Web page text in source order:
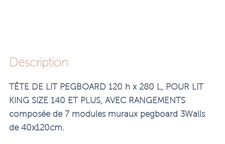
Description
TÊTE DE LIT PEGBOARD 120 h x 280 L, POUR LIT
KING SIZE 140 ET PLUS, AVEC RANGEMENTS
composée de 7 modules muraux pegboard 3Walls
de 40x120cm.